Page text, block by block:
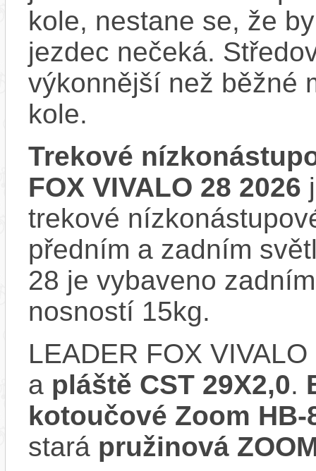
kole, nestane se, že
jezdec nečeká.
výkonnější než běžné
kole.
Trekové
FOX VIVALO 28 2026
trekové
předním a zadním
28 je vybaveno
nosností 15kg.
LEADER FOX
a pláště CST 29X2,0.
kotoučové Zoom HB-
stará pružinová